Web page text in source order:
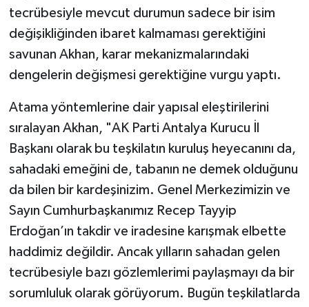
tecrübesiyle mevcut durumun sadece bir isim
değişikliğinden ibaret kalmaması gerektiğini
savunan Akhan, karar mekanizmalarındaki
dengelerin değişmesi gerektiğine vurgu yaptı.
Atama yöntemlerine dair yapısal eleştirilerini
sıralayan Akhan, "AK Parti Antalya Kurucu İl
Başkanı olarak bu teşkilatın kuruluş heyecanını da,
sahadaki emeğini de, tabanın ne demek olduğunu
da bilen bir kardeşinizim. Genel Merkezimizin ve
Sayın Cumhurbaşkanımız Recep Tayyip
Erdoğan’ın takdir ve iradesine karışmak elbette
haddimiz değildir. Ancak yılların sahadan gelen
tecrübesiyle bazı gözlemlerimi paylaşmayı da bir
sorumluluk olarak görüyorum. Bugün teşkilatlarda